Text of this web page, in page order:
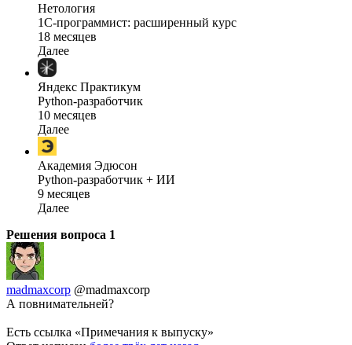
Нетология
1C-программист: расширенный курс
18 месяцев
Далее
Яндекс Практикум
Python-разработчик
10 месяцев
Далее
Академия Эдюсон
Python-разработчик + ИИ
9 месяцев
Далее
Решения вопроса 1
madmaxcorp @madmaxcorp
А повнимательней?
Есть ссылка «Примечания к выпуску»